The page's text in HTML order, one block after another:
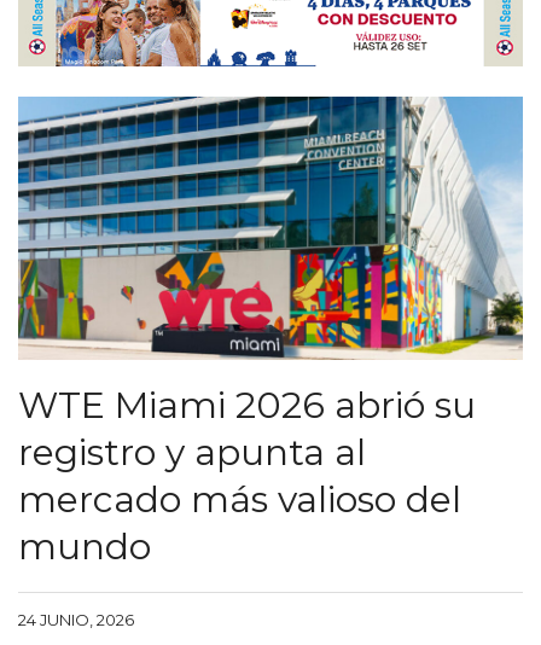
WTE Miami 2026 abrió su
registro y apunta al
mercado más valioso del
mundo
24 JUNIO, 2026